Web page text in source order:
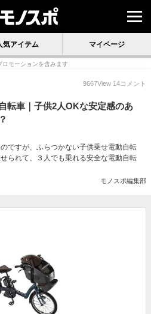
気アイテム マイページ
ロモーションを含みます
9667View 14コメント
転車｜子供2人OKな安定感のあ
ですが、ふらつかない子供乗せ電動自転
られて、３人でも乗れる安全な電動自転
モノスポ編集部